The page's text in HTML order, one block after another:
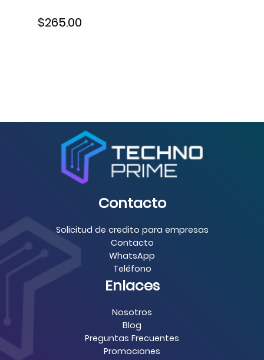
$265.00
Contacto
Solicitud de credito para empresas
Contacto
WhatsApp
Teléfono
Enlaces
Nosotros
Blog
Preguntas Frecuentes
Promociones